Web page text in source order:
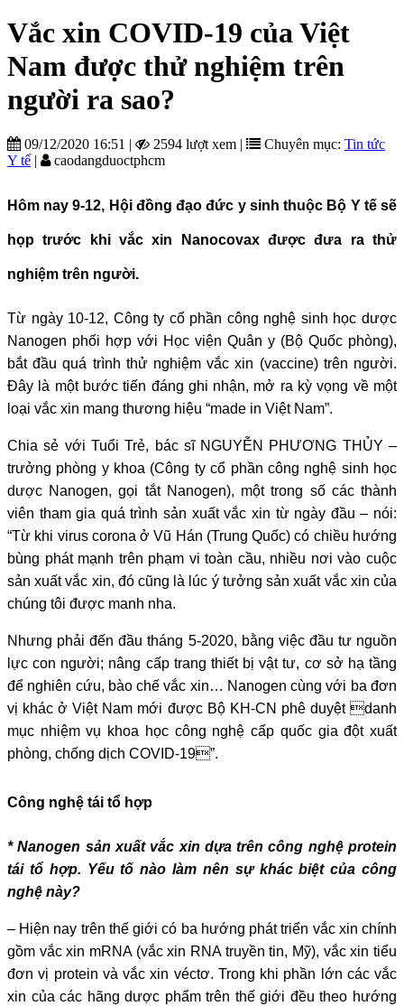
Vắc xin COVID-19 của Việt
Nam được thử nghiệm trên
người ra sao?
09/12/2020 16:51 | 2594 lượt xem | Chuyên mục: Tin tức
Y tế | caodangduoctphcm
Hôm nay 9-12, Hội đồng đạo đức y sinh thuộc Bộ Y tế sẽ
họp trước khi vắc xin Nanocovax được đưa ra thử
nghiệm trên người.
Từ ngày 10-12, Công ty cổ phần công nghệ sinh học dược
Nanogen phối hợp với Học viện Quân y (Bộ Quốc phòng),
bắt đầu quá trình thử nghiệm vắc xin (vaccine) trên người.
Đây là một bước tiến đáng ghi nhận, mở ra kỳ vọng về một
loại vắc xin mang thương hiệu “made in Việt Nam”.
Chia sẻ với Tuổi Trẻ, bác sĩ NGUYỄN PHƯƠNG THỦY –
trưởng phòng y khoa (Công ty cổ phần công nghệ sinh học
dược Nanogen, gọi tắt Nanogen), một trong số các thành
viên tham gia quá trình sản xuất vắc xin từ ngày đầu – nói:
“Từ khi virus corona ở Vũ Hán (Trung Quốc) có chiều hướng
bùng phát mạnh trên phạm vi toàn cầu, nhiều nơi vào cuộc
sản xuất vắc xin, đó cũng là lúc ý tưởng sản xuất vắc xin của
chúng tôi được manh nha.
Nhưng phải đến đầu tháng 5-2020, bằng việc đầu tư nguồn
lực con người; nâng cấp trang thiết bị vật tư, cơ sở hạ tầng
để nghiên cứu, bào chế vắc xin… Nanogen cùng với ba đơn
vị khác ở Việt Nam mới được Bộ KH-CN phê duyệt danh
mục nhiệm vụ khoa học công nghệ cấp quốc gia đột xuất
phòng, chống dịch COVID-19”.
Công nghệ tái tổ hợp
* Nanogen sản xuất vắc xin dựa trên công nghệ protein
tái tổ hợp. Yếu tố nào làm nên sự khác biệt của công
nghệ này?
– Hiện nay trên thế giới có ba hướng phát triển vắc xin chính
gồm vắc xin mRNA (vắc xin RNA truyền tin, Mỹ), vắc xin tiểu
đơn vị protein và vắc xin véctơ. Trong khi phần lớn các vắc
xin của các hãng dược phẩm trên thế giới đều theo hướng